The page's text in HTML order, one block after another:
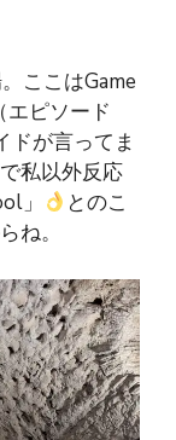
ここはGame
エピソード
ドが言ってま
私以外反応
」
とのこ
ね。